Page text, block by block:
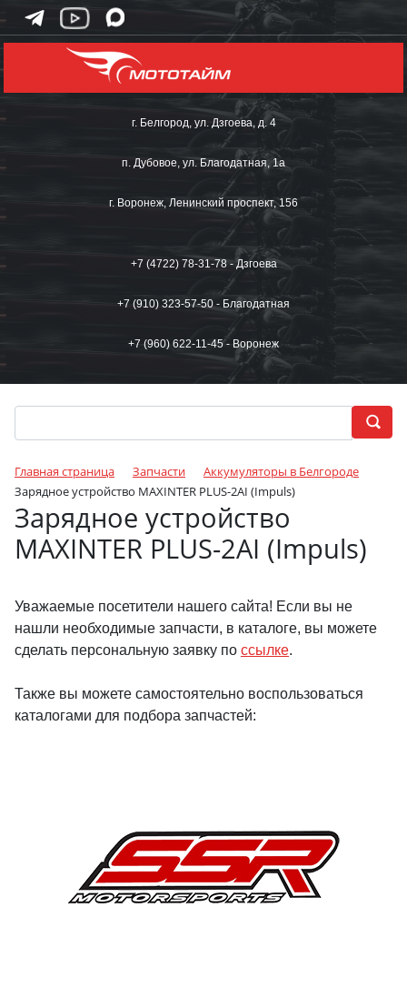
г. Белгород, ул. Дзгоева, д. 4
п. Дубовое, ул. Благодатная, 1а
г. Воронеж, Ленинский проспект, 156
+7 (4722) 78-31-78 - Дзгоева
+7 (910) 323-57-50 - Благодатная
+7 (960) 622-11-45 - Воронеж
Главная страница Запчасти
Аккумуляторы в Белгороде
Зарядное устройство MAXINTER PLUS-2AI (Impuls)
Зарядное устройство
MAXINTER PLUS-2AI (Impuls)
Уважаемые посетители нашего сайта! Если вы не
нашли необходимые запчасти, в каталоге, вы можете
сделать персональную заявку по ссылке.
Также вы можете самостоятельно воспользоваться
каталогами для подбора запчастей: